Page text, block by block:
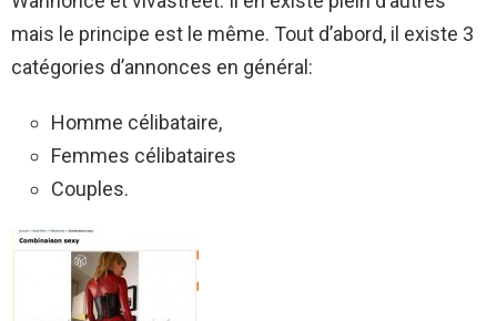
mais le principe est le même. Tout d’abord, il existe 3
catégories d’annonces en général:
Homme célibataire,
Femmes célibataires
Couples.